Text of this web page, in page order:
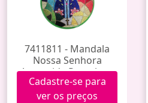
7411811 - Mandala
Nossa Senhora
Aparecida Porcelana
Hxgy-018 (60)
Cadastre-se para
ver os preços